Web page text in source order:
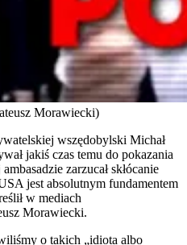
Morawiecki)
wszędobylski Michał
jakiś czas temu do pokazania
zarzucał skłócanie
jest absolutnym fundamentem
w mediach
Morawiecki.
o takich „idiota albo